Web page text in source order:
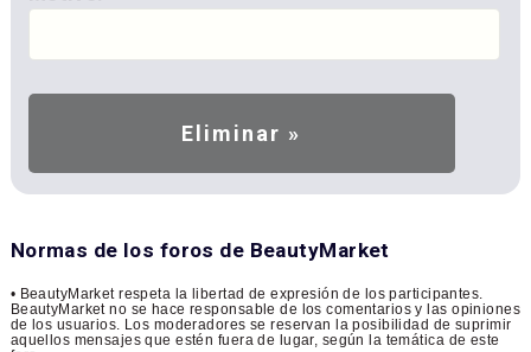
Normas de los foros de BeautyMarket
• BeautyMarket respeta la libertad de expresión de los participantes.
BeautyMarket no se hace responsable de los comentarios y las opiniones
de los usuarios. Los moderadores se reservan la posibilidad de suprimir
aquellos mensajes que estén fuera de lugar, según la temática de este